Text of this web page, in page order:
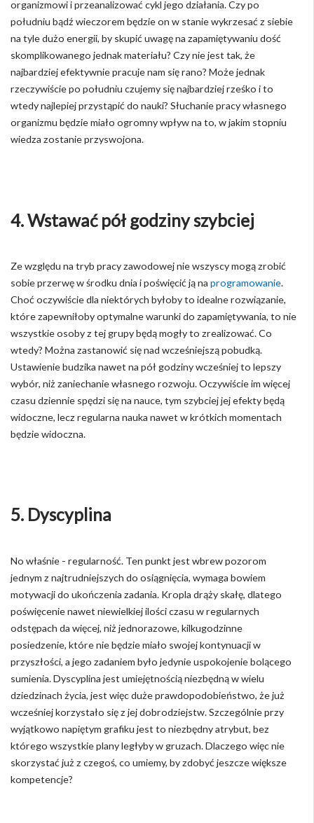
organizmowi i przeanalizować cykl jego działania. Czy po
południu bądź wieczorem będzie on w stanie wykrzesać z siebie
na tyle dużo energii, by skupić uwagę na zapamiętywaniu dość
skomplikowanego jednak materiału? Czy nie jest tak, że
najbardziej efektywnie pracuje nam się rano? Może jednak
rzeczywiście po południu czujemy się najbardziej rześko i to
wtedy najlepiej przystąpić do nauki? Słuchanie pracy własnego
organizmu będzie miało ogromny wpływ na to, w jakim stopniu
wiedza zostanie przyswojona.
4. Wstawać pół godziny szybciej
Ze względu na tryb pracy zawodowej nie wszyscy mogą zrobić
sobie przerwę w środku dnia i poświęcić ją na programowanie.
Choć oczywiście dla niektórych byłoby to idealne rozwiązanie,
które zapewniłoby optymalne warunki do zapamiętywania, to nie
wszystkie osoby z tej grupy będą mogły to zrealizować. Co
wtedy? Można zastanowić się nad wcześniejszą pobudką.
Ustawienie budzika nawet na pół godziny wcześniej to lepszy
wybór, niż zaniechanie własnego rozwoju. Oczywiście im więcej
czasu dziennie spędzi się na nauce, tym szybciej jej efekty będą
widoczne, lecz regularna nauka nawet w krótkich momentach
będzie widoczna.
5. Dyscyplina
No właśnie - regularność. Ten punkt jest wbrew pozorom
jednym z najtrudniejszych do osiągnięcia, wymaga bowiem
motywacji do ukończenia zadania. Kropla drąży skałę, dlatego
poświęcenie nawet niewielkiej ilości czasu w regularnych
odstępach da więcej, niż jednorazowe, kilkugodzinne
posiedzenie, które nie będzie miało swojej kontynuacji w
przyszłości, a jego zadaniem było jedynie uspokojenie bolącego
sumienia. Dyscyplina jest umiejętnością niezbędną w wielu
dziedzinach życia, jest więc duże prawdopodobieństwo, że już
wcześniej korzystało się z jej dobrodziejstw. Szczególnie przy
wyjątkowo napiętym grafiku jest to niezbędny atrybut, bez
którego wszystkie plany ległyby w gruzach. Dlaczego więc nie
skorzystać już z czegoś, co umiemy, by zdobyć jeszcze większe
kompetencje?